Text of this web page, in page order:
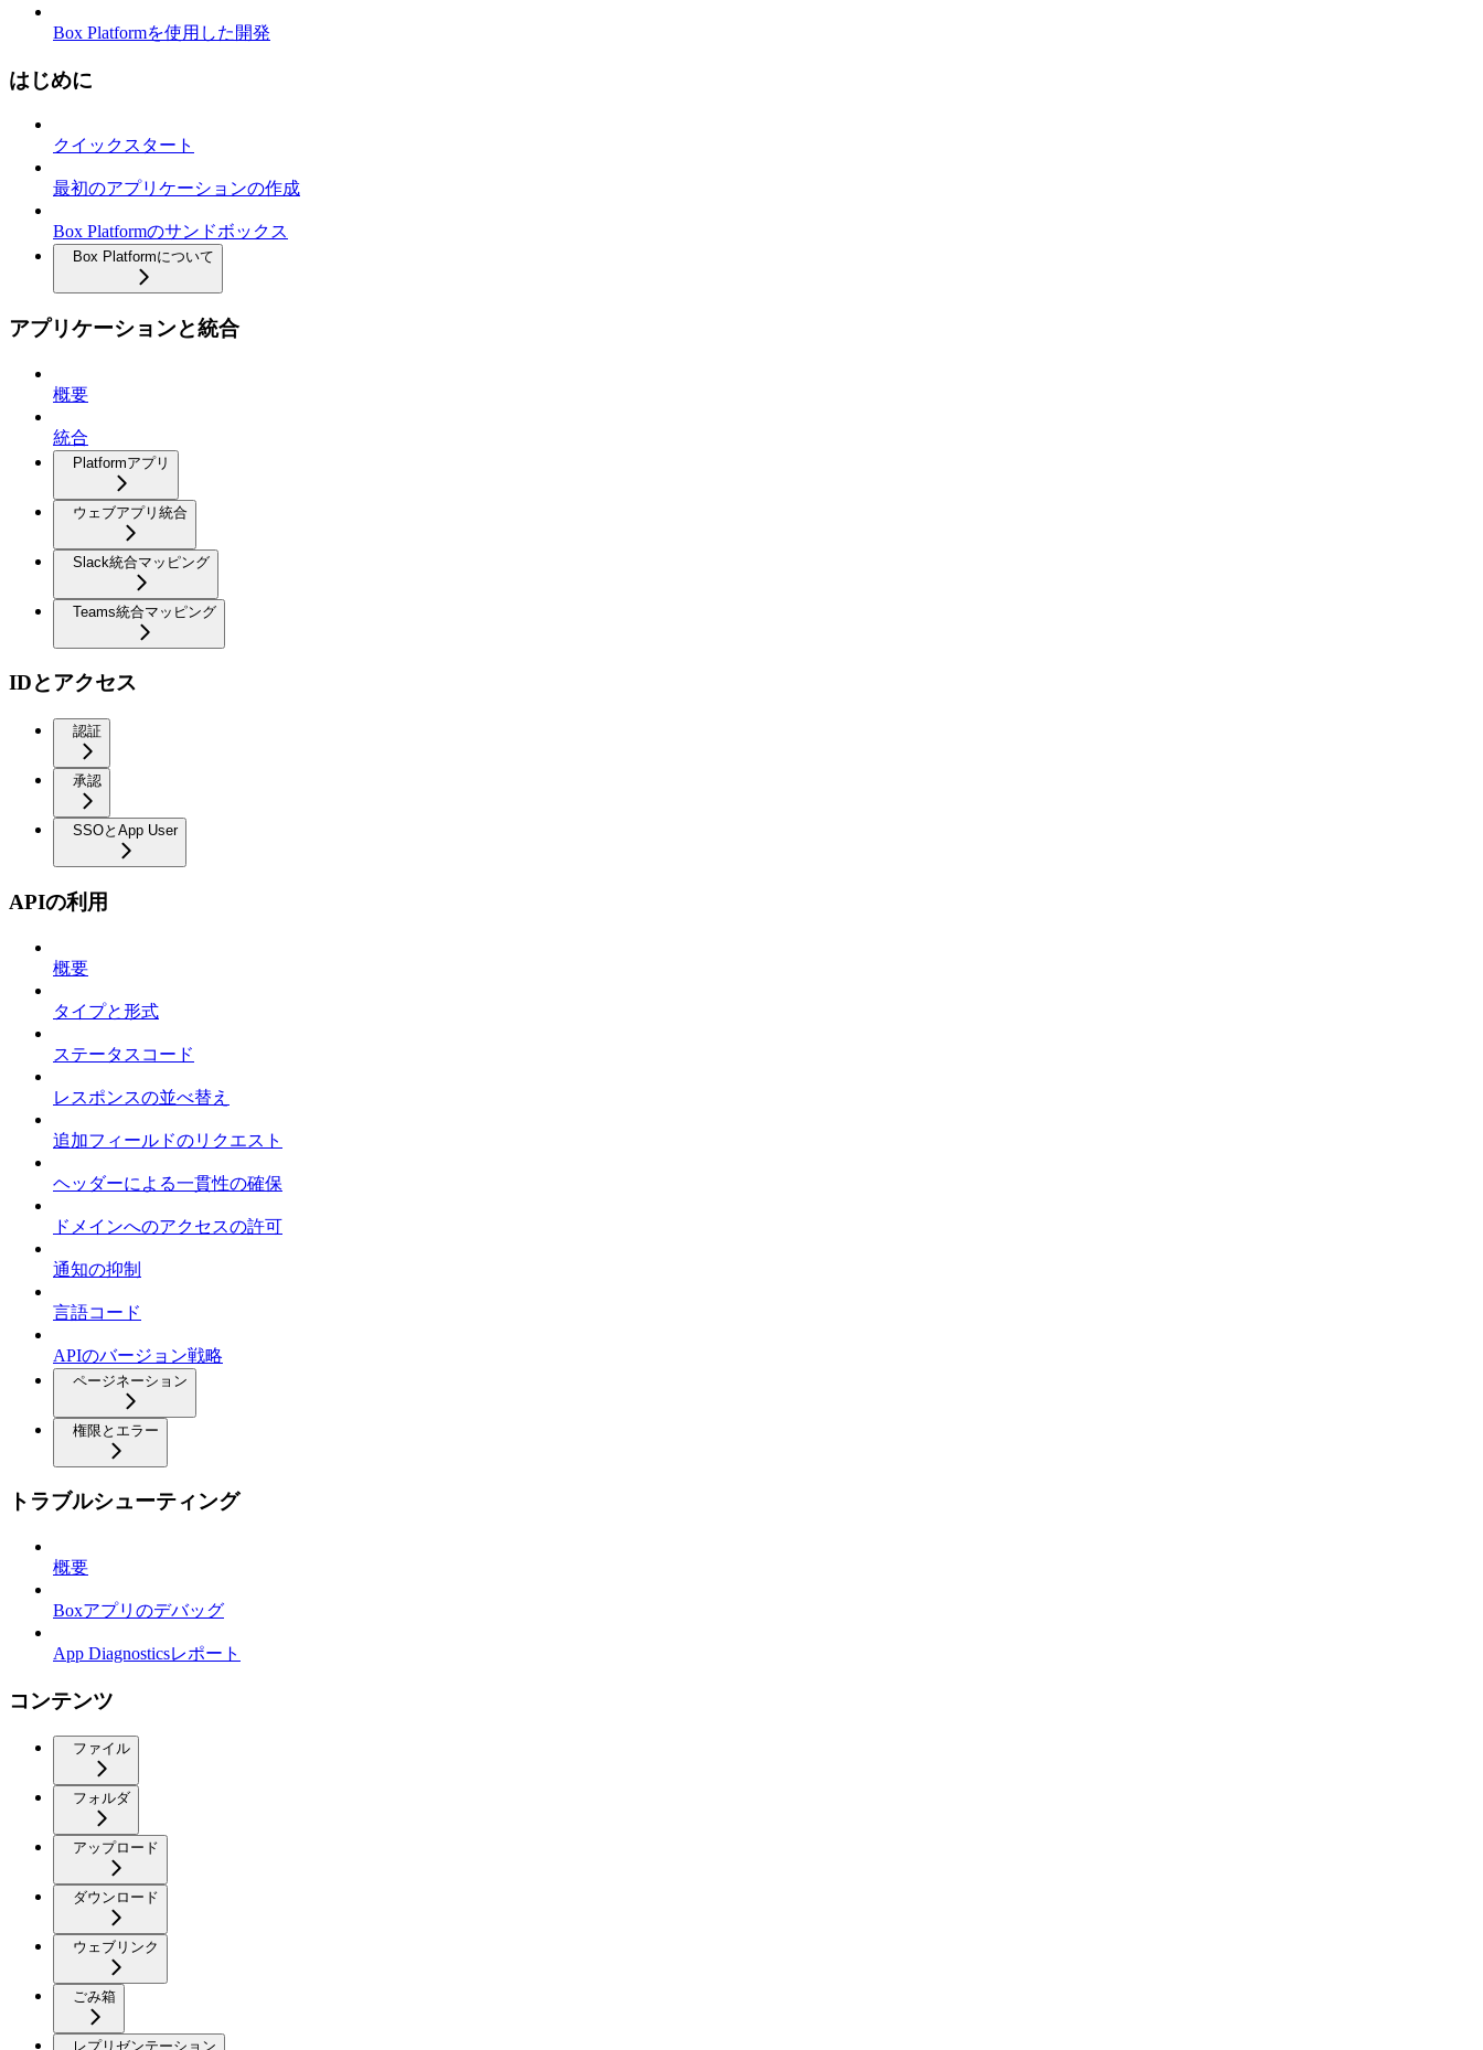
Box Platformを使用した開発
はじめに
クイックスタート
最初のアプリケーションの作成
Box Platformのサンドボックス
Box Platformについて
アプリケーションと統合
概要
統合
Platformアプリ
ウェブアプリ統合
Slack統合マッピング
Teams統合マッピング
IDとアクセス
認証
承認
SSOとApp User
APIの利用
概要
タイプと形式
ステータスコード
レスポンスの並べ替え
追加フィールドのリクエスト
ヘッダーによる一貫性の確保
ドメインへのアクセスの許可
通知の抑制
言語コード
APIのバージョン戦略
ページネーション
権限とエラー
トラブルシューティング
概要
Boxアプリのデバッグ
App Diagnosticsレポート
コンテンツ
ファイル
フォルダ
アップロード
ダウンロード
ウェブリンク
ごみ箱
レプリゼンテーション